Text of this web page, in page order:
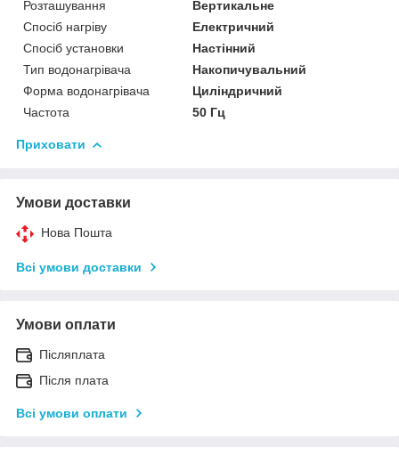
Розташування
Вертикальне
Спосіб нагріву
Електричний
Спосіб установки
Настінний
Тип водонагрівача
Накопичувальний
Форма водонагрівача
Циліндричний
Частота
50 Гц
Приховати
Умови доставки
Нова Пошта
Всі умови доставки
Умови оплати
Післяплата
Після плата
Всі умови оплати